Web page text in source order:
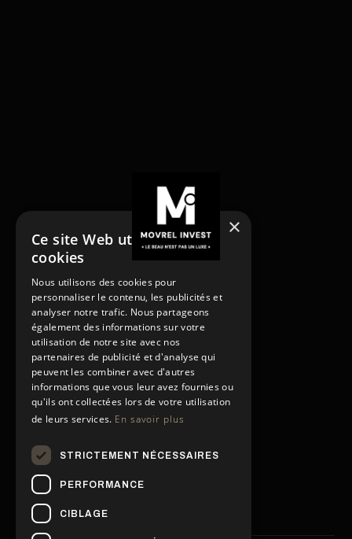
Acheter
Acheter
Vendre
Vendre
Louer
Louer
Rénover
Rénover
Gestion locative
Gestion locative
PAGES
Contact
Contact
Conditions générales
Politique de confidentialité
Mentions légales
Mentions légales
×
Ce site Web utilise des
cookies
Nous utilisons des cookies pour
personnaliser le contenu, les publicités et
analyser notre trafic. Nous partageons
également des informations sur votre
utilisation de notre site avec nos
partenaires de publicité et d'analyse qui
peuvent les combiner avec d'autres
informations que vous leur avez fournies ou
qu'ils ont collectées lors de votre utilisation
de leurs services. En savoir plus
STRICTEMENT NÉCESSAIRES
PERFORMANCE
CIBLAGE